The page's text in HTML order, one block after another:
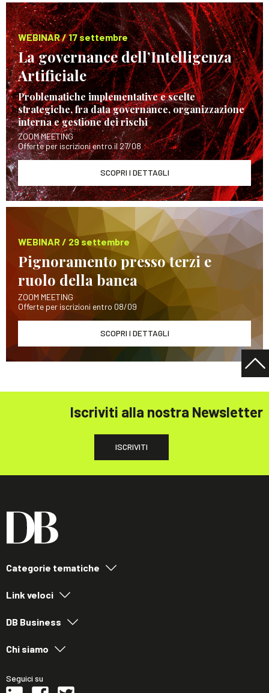
WEBINAR / 17 settembre
La governance dell’Intelligenza
Artificiale
Problematiche implementative e scelte
strategiche, fra data governance, organizzazione
interna e gestione dei rischi
ZOOM MEETING
Offerte per iscrizioni entro il 27/08
SCOPRI I DETTAGLI
WEBINAR / 29 settembre
Pignoramento presso terzi e
ruolo della banca
ZOOM MEETING
Offerte per iscrizioni entro 08/09
SCOPRI I DETTAGLI
Iscriviti alla nostra Newsletter
ISCRIVITI
Categorie tematiche
Link veloci
DB Business
Chi siamo
Seguici su